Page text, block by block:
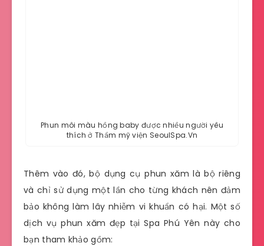
Phun môi màu hồng baby được nhiều người yêu
thích ở Thẩm mỹ viện SeoulSpa.Vn
Thêm vào đó, bộ dụng cụ phun xăm là bộ riêng
và chỉ sử dụng một lần cho từng khách nên đảm
bảo không làm lây nhiễm vi khuẩn có hại. Một số
dịch vụ phun xăm đẹp tại Spa Phú Yên này cho
bạn tham khảo gồm: